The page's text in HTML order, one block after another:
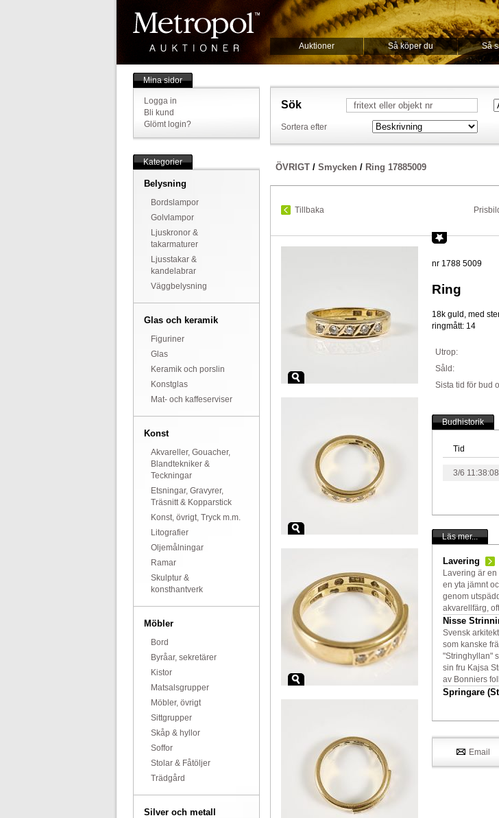
Auktioner Så köper du Så
Mina sidor
Logga in
Bli kund
Glömt login?
Kategorier
Belysning
Bordslampor
Golvlampor
Ljuskronor &
takarmaturer
Ljusstakar &
kandelabrar
Väggbelysning
Glas och keramik
Figuriner
Glas
Keramik och porslin
Konstglas
Mat- och kaffeserviser
Konst
Akvareller, Gouacher,
Blandtekniker &
Teckningar
Etsningar, Gravyrer,
Träsnitt & Kopparstick
Konst, övrigt, Tryck m.m.
Litografier
Oljemålningar
Ramar
Skulptur &
konsthantverk
Möbler
Bord
Byråar, sekretärer
Kistor
Matsalsgrupper
Möbler, övrigt
Sittgrupper
Skåp & hyllor
Soffor
Stolar & Fåtöljer
Trädgård
Silver och metall
Sök
Sortera efter
ÖVRIGT/ Smycken / Ring 17885009
Tillbaka
nr 1788 5009
Ring
18k guld, med
ringmått: 14
Utrop:
Såld:
Sista tid för bud
Budhistorik
Tid
3/6 11:38:08
Läs mer...
Lavering
Lavering är
en yta jämnt
genom
akvarellfärg,
Nisse
Svensk
som kanske
"Stringhyllan"
sin fru Kajsa
av Bonniers
Springare
Email